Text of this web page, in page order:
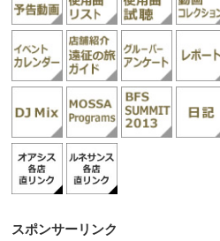
スポンサーリンク